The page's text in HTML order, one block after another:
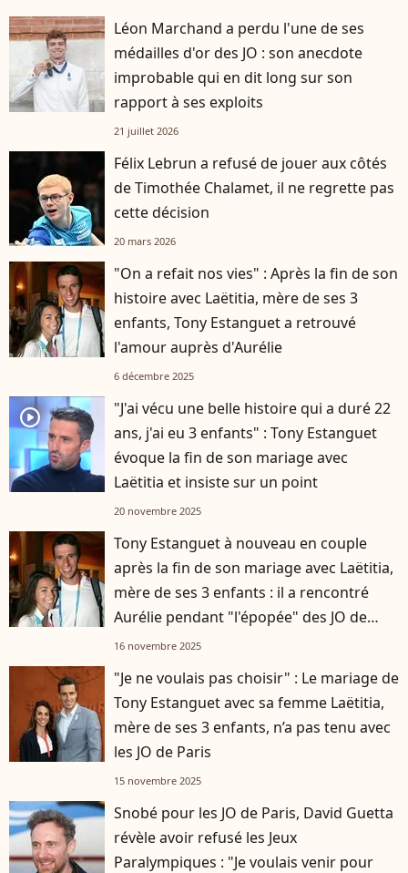
Léon Marchand a perdu l'une de ses
médailles d'or des JO : son anecdote
improbable qui en dit long sur son
rapport à ses exploits
21 juillet 2026
Félix Lebrun a refusé de jouer aux côtés
de Timothée Chalamet, il ne regrette pas
cette décision
20 mars 2026
"On a refait nos vies" : Après la fin de son
histoire avec Laëtitia, mère de ses 3
enfants, Tony Estanguet a retrouvé
l'amour auprès d'Aurélie
6 décembre 2025
player2
"J'ai vécu une belle histoire qui a duré 22
ans, j'ai eu 3 enfants" : Tony Estanguet
évoque la fin de son mariage avec
Laëtitia et insiste sur un point
20 novembre 2025
Tony Estanguet à nouveau en couple
après la fin de son mariage avec Laëtitia,
mère de ses 3 enfants : il a rencontré
Aurélie pendant "l'épopée" des JO de
Paris
16 novembre 2025
"Je ne voulais pas choisir" : Le mariage de
Tony Estanguet avec sa femme Laëtitia,
mère de ses 3 enfants, n’a pas tenu avec
les JO de Paris
15 novembre 2025
Snobé pour les JO de Paris, David Guetta
révèle avoir refusé les Jeux
Paralympiques : "Je voulais venir pour